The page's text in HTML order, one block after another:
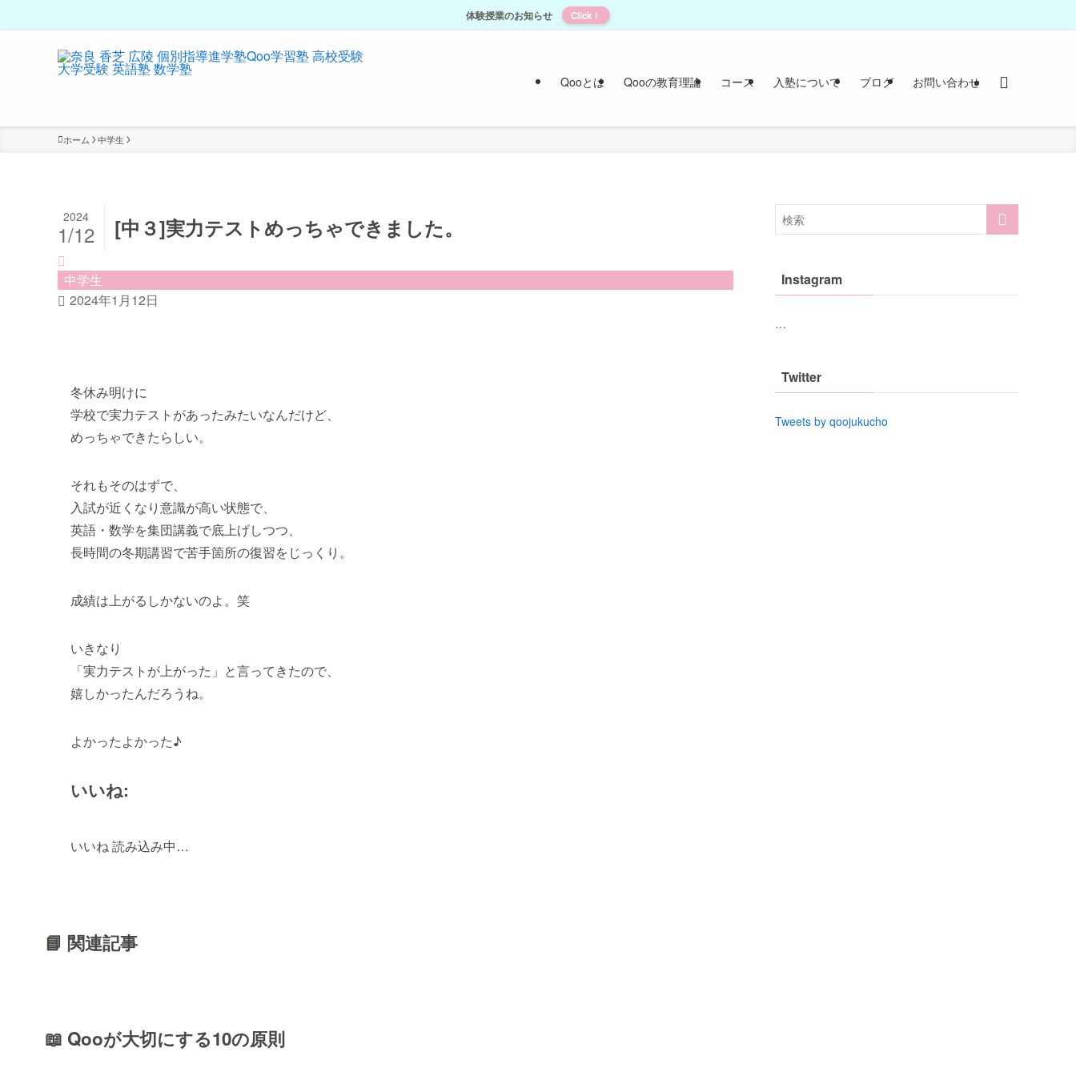
体験授業のお知らせ Click！
Qooとは Qooの教育理論 コース 入塾について ブログ お問い合わせ
ホーム 中学生
[中３]実力テストめっちゃできました。
2024
1/12
中学生
2024年1月12日
冬休み明けに
学校で実力テストがあったみたいなんだけど、
めっちゃできたらしい。
それもそのはずで、
入試が近くなり意識が高い状態で、
英語・数学を集団講義で底上げしつつ、
長時間の冬期講習で苦手箇所の復習をじっくり。
成績は上がるしかないのよ。笑
いきなり
「実力テストが上がった」と言ってきたので、
嬉しかったんだろうね。
よかったよかった♪
いいね:
いいね 読み込み中…
📘 関連記事
📖 Qooが大切にする10の原則
Instagram
…
Twitter
Tweets by qoojukucho